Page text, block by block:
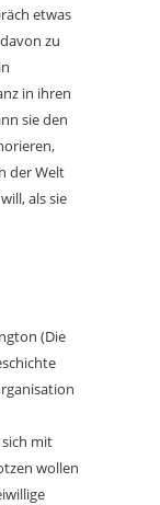
etwas
zu
in ihren
sie den
der Welt
als sie
(Die
mit
wollen